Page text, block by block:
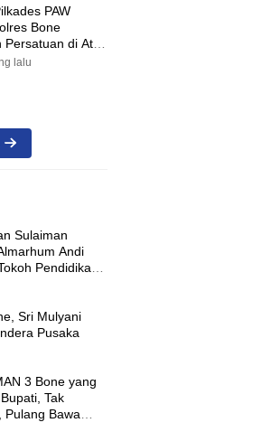
PAW
Bone
Persatuan di Atas
Pilihan
lalu
Sulaiman
Andi
Pendidikan
Sri Mulyani
Pusaka
3 Bone yang
Tak
Pulang Bawa